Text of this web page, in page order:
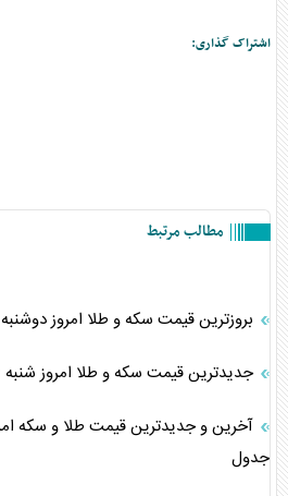
اشتراک گذاری:
مطالب مرتبط
بروزترین قیمت سکه و طلا امروز دوشنبه ۸ تیر ۱۴۰۵ + جدول
جدیدترین قیمت سکه و طلا امروز شنبه ۶ تیر ۱۴۰۵ + جدول
جدول